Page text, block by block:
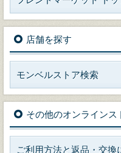
店舗を探す
モンベルストア検索
その他のオンラインス
ご利用方法と返品・交換